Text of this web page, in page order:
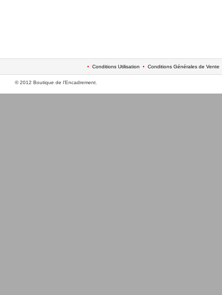
• Conditions Utilisation • Conditions Générales de Vente
© 2012 Boutique de l'Encadrement.